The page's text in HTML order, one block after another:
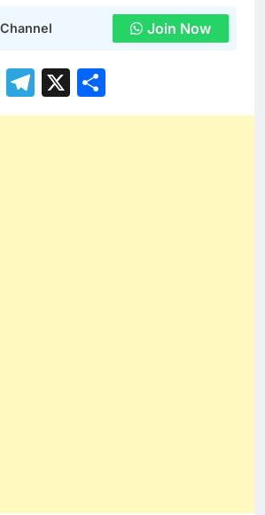
Join Now
WhatsApp
Telegram
X